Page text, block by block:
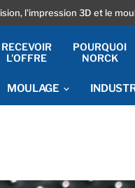
l'impression 3D et le
RECEVOIR
L'OFFRE
POURQUOI
NORCK
MOULAGE